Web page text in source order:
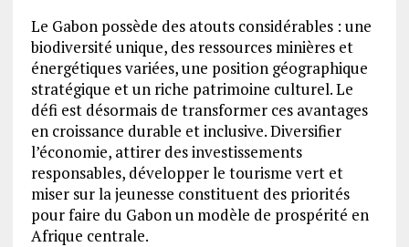
Le Gabon possède des atouts considérables : une
biodiversité unique, des ressources minières et
énergétiques variées, une position géographique
stratégique et un riche patrimoine culturel. Le
défi est désormais de transformer ces avantages
en croissance durable et inclusive. Diversifier
l’économie, attirer des investissements
responsables, développer le tourisme vert et
miser sur la jeunesse constituent des priorités
pour faire du Gabon un modèle de prospérité en
Afrique centrale.